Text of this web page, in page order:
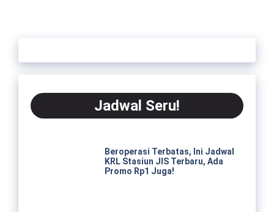
Jadwal Seru!
Beroperasi Terbatas, Ini Jadwal
KRL Stasiun JIS Terbaru, Ada
Promo Rp1 Juga!